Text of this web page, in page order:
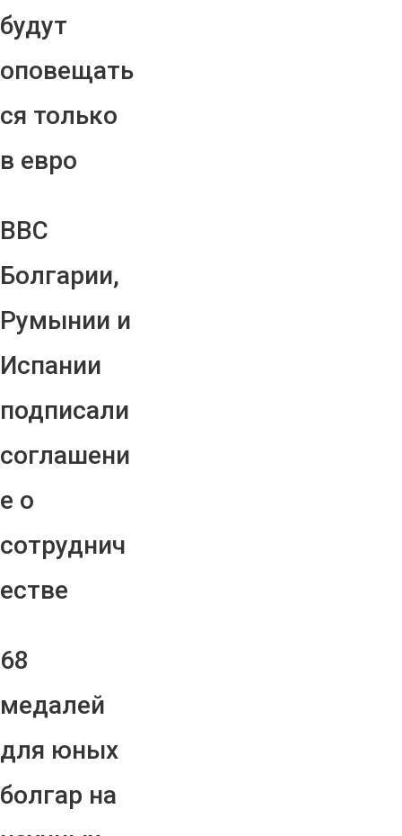
будут
оповещать
ся только
в евро
ВВС
Болгарии,
Румынии и
Испании
подписали
соглашени
е о
сотруднич
естве
68
медалей
для юных
болгар на